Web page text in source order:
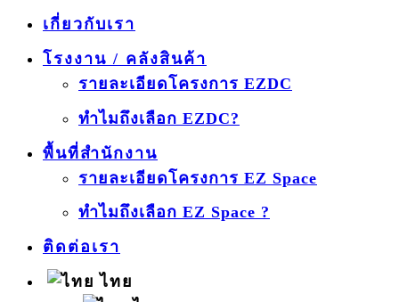
เกี่ยวกับเรา
โรงงาน / คลังสินค้า
รายละเอียดโครงการ EZDC
ทำไมถึงเลือก EZDC?
พื้นที่สำนักงาน
รายละเอียดโครงการ EZ Space
ทำไมถึงเลือก EZ Space ?
ติดต่อเรา
ไทย